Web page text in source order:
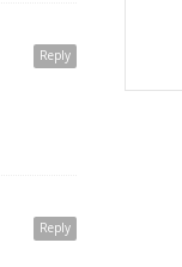
Reply
Reply